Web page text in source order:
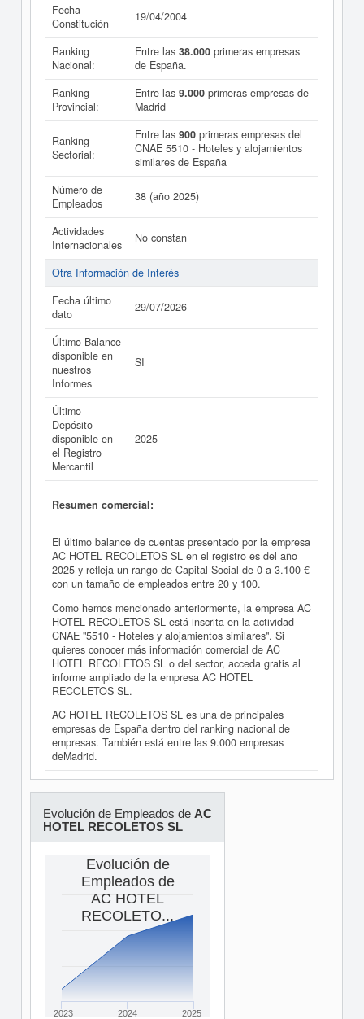
Fecha
Constitución
19/04/2004
Ranking
Nacional:
Entre las 38.000 primeras empresas
de España.
Ranking
Provincial:
Entre las 9.000 primeras empresas de
Madrid
Ranking
Sectorial:
Entre las 900 primeras empresas del
CNAE 5510 - Hoteles y alojamientos
similares de España
Número de
Empleados
38 (año 2025)
Actividades
Internacionales
No constan
Otra Información de Interés
Fecha último
dato
29/07/2026
Último Balance
disponible en
nuestros
Informes
SI
Último
Depósito
disponible en
el Registro
Mercantil
2025
Resumen comercial:
El último balance de cuentas presentado por la empresa
AC HOTEL RECOLETOS SL en el registro es del año
2025 y refleja un rango de Capital Social de 0 a 3.100 €
con un tamaño de empleados entre 20 y 100.
Como hemos mencionado anteriormente, la empresa AC
HOTEL RECOLETOS SL está inscrita en la actividad
CNAE "5510 - Hoteles y alojamientos similares". Si
quieres conocer más información comercial de AC
HOTEL RECOLETOS SL o del sector, acceda gratis al
informe ampliado de la empresa AC HOTEL
RECOLETOS SL.
AC HOTEL RECOLETOS SL es una de principales
empresas de España dentro del ranking nacional de
empresas. También está entre las 9.000 empresas
deMadrid.
Evolución de Empleados de AC
HOTEL RECOLETOS SL
Evolución de
Empleados de
AC HOTEL
RECOLETO...
2023 2024 2025